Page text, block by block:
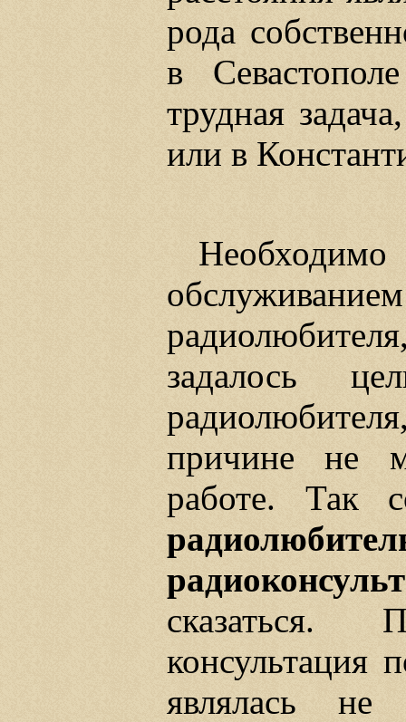
рода
в
трудная
или в
задалось
причине не
работе. Так
сказаться.
консультация
являлась